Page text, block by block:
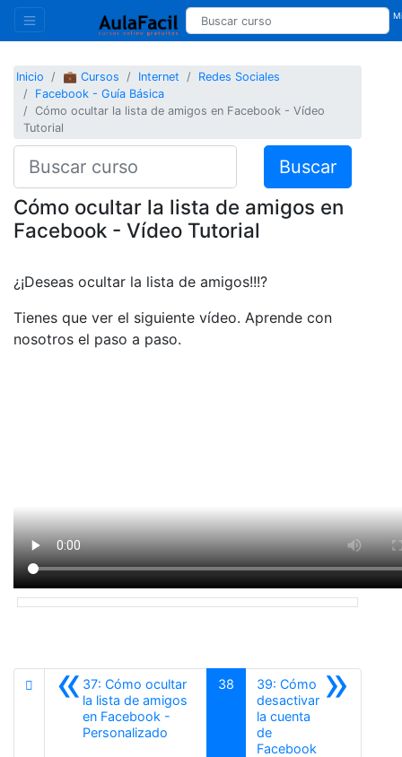
Inicio 💼 Cursos Internet
Redes Sociales
Facebook - Guía Básica
Cómo ocultar la lista de amigos en Facebook - Vídeo
Tutorial
Buscar
Cómo ocultar la lista de amigos en
Facebook - Vídeo Tutorial
¿¡Deseas ocultar la lista de amigos!!!?
Tienes que ver el siguiente vídeo. Aprende con
nosotros el paso a paso.
«37: Cómo ocultar
la lista de amigos
en Facebook -
Personalizado
38 »
39: Cómo
desactivar
la cuenta
de
FacebookSiguiente